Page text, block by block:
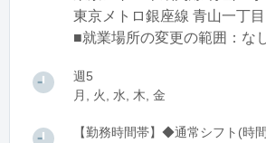
東京メトロ銀座線 青山一丁
■就業場所の変更の範囲：な
週5
月, 火, 水, 木, 金
【勤務時間帯】◆通常シフト(時